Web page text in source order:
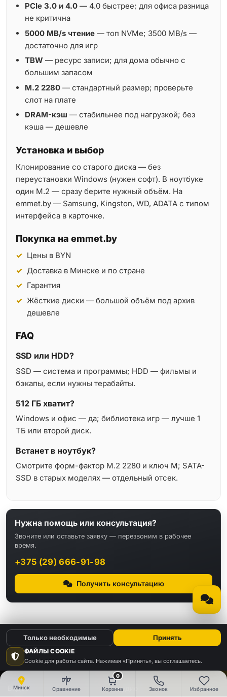
Минск Сравнение
0
Корзина Звонок Избранное
PCIe 3.0 и 4.0 — 4.0 быстрее; для офиса разница
не критична
5000 MB/s чтение — топ NVMe; 3500 MB/s —
достаточно для игр
TBW — ресурс записи; для дома обычно с
большим запасом
M.2 2280 — стандартный размер; проверьте
слот на плате
DRAM-кэш — стабильнее под нагрузкой; без
кэша — дешевле
Установка и выбор
Клонирование со старого диска — без
переустановки Windows (нужен софт). В ноутбуке
один M.2 — сразу берите нужный объём. На
emmet.by — Samsung, Kingston, WD, ADATA с типом
интерфейса в карточке.
Покупка на emmet.by
Цены в BYN
Доставка в Минске и по стране
Гарантия
Жёсткие диски — большой объём под архив
дешевле
FAQ
SSD или HDD?
SSD — система и программы; HDD — фильмы и
бэкапы, если нужны терабайты.
512 ГБ хватит?
Windows и офис — да; библиотека игр — лучше 1
ТБ или второй диск.
Встанет в ноутбук?
Смотрите форм-фактор M.2 2280 и ключ M; SATA-
SSD в старых моделях — отдельный отсек.
Нужна помощь или консультация?
Звоните или оставьте заявку — перезвоним в рабочее
время.
+375 (29) 666-91-98
Получить консультацию
КАТАЛОГ
Видео Аудио
ФАЙЛЫ COOKIE
Cookie для работы сайта. Нажимая «Принять», вы соглашаетесь.
Только необходимые Принять